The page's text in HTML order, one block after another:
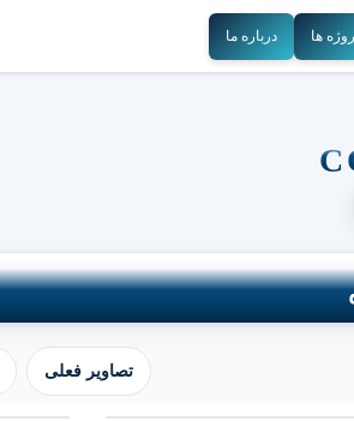
درباره ما ها
تصاویر فعلی